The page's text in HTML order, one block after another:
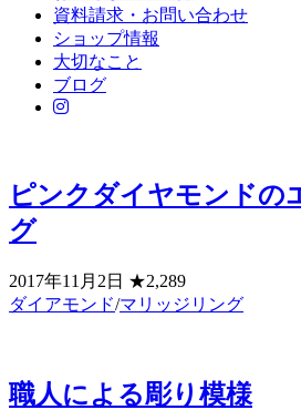
資料請求・お問い合わせ
ショップ情報
大切なこと
ブログ
ピンクダイヤモンドの
グ
2017年11月2日 ★2,289
ダイアモンド/マリッジリング
職人による彫り模様